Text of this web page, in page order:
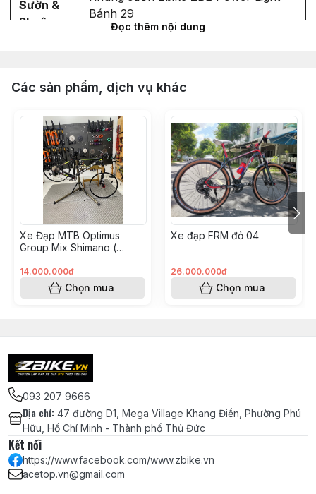
Sườn &
Phuộc
Bánh 29
Bánh 29 inch
Hệ
Thống
Truyền
Động
Bộ group SHIMANO DEORE M6100
32T (full bộ 6 món) Made in Japan
chính hãng
Cối líp Shimano MS (Micro Spline)
nâng cấp cho đùm (để lắp líp 12v)
Pedal bàn đạp MZYRH siêu nhẹ sợi
nylon, trục thép CRMO, 3 bạc đạn
NBK - MÀU ĐEN
MT200 - Chính hãng
hãng - 160mm
Bánh Xe
Niềng/Vành KOOZER TR25 chính hãng
Đùm ZBIKE V6 full bạc đạn trục QR
Đọc thêm nội dung
Các sản phẩm, dịch vụ khác
Xe Đạp MTB Optimus
Group Mix Shimano (
14.000.000đ
Chọn mua
Xe đạp FRM đỏ 04
26.000.000đ
Chọn mua
093 207 9666
Địa chỉ: 47 đường D1, Mega Village Khang Điền, Phường Phú
Hữu, Hồ Chí Minh - Thành phố Thủ Đức
Kết nối
https://www.facebook.com/www.zbike.vn
acetop.vn@gmail.com